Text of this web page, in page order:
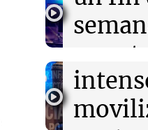
ciudad de
interiorizarse
22:05 Amamos
Medicina
ayuda por
y la
Turno
y
ley de
Panorama
Episodios
Audio.
el